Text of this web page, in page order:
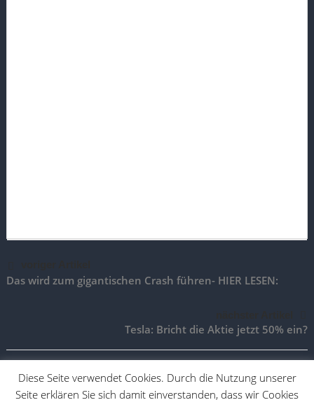
Das wird zum gigantischen Crash führen- HIER LESEN:
Tesla: Bricht die Aktie jetzt 50% ein?
TradingAktien.de |Impressum|Vertrag widerrufen|Vertrag
Diese Seite verwendet Cookies. Durch die Nutzung unserer
Seite erklären Sie sich damit einverstanden, dass wir Cookies